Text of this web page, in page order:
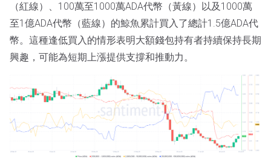
（紅線）、100萬至1000萬ADA代幣（黃線）以及1000萬
至1億ADA代幣（藍線）的鯨魚累計買入了總計1.5億ADA代
幣。這種逢低買入的情形表明大額錢包持有者持續保持長期
興趣，可能為短期上漲提供支撐和推動力。